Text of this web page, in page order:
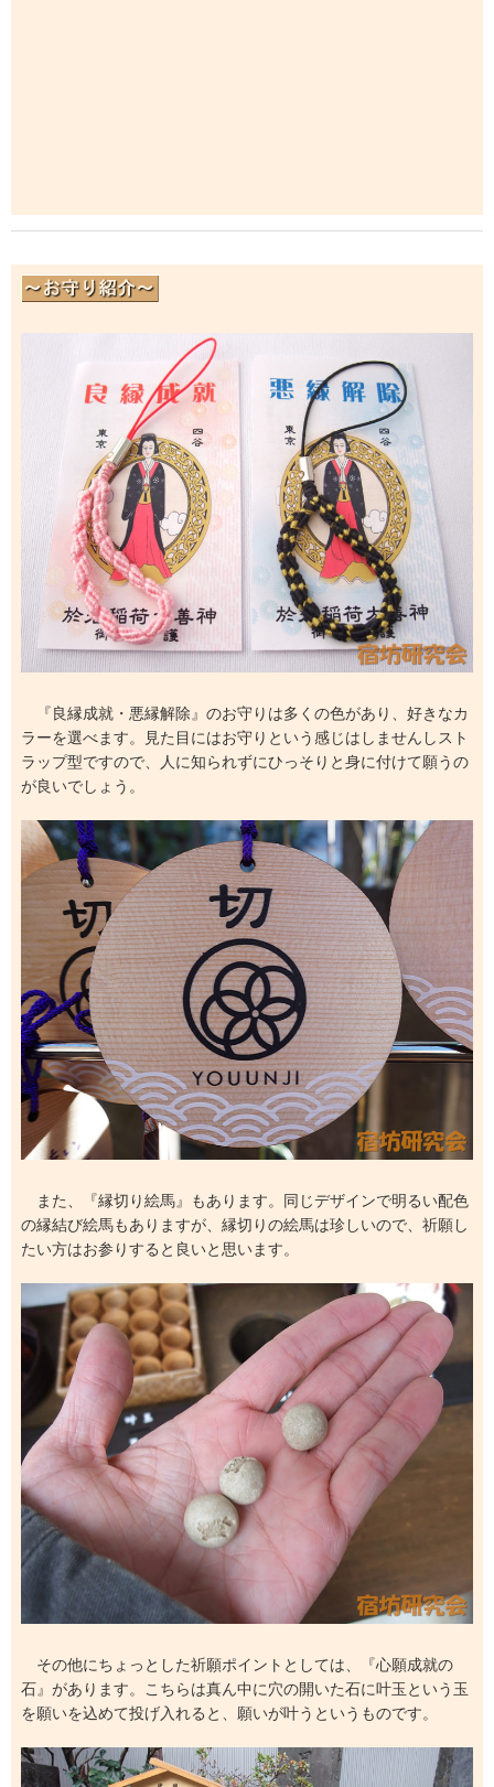
『良縁成就・悪縁解除』のお守りは多くの色があり、好きなカ
ラーを選べます。見た目にはお守りという感じはしませんしスト
ラップ型ですので、人に知られずにひっそりと身に付けて願うの
が良いでしょう。
また、『縁切り絵馬』もあります。同じデザインで明るい配色
の縁結び絵馬もありますが、縁切りの絵馬は珍しいので、祈願し
たい方はお参りすると良いと思います。
その他にちょっとした祈願ポイントとしては、『心願成就の
石』があります。こちらは真ん中に穴の開いた石に叶玉という玉
を願いを込めて投げ入れると、願いが叶うというものです。